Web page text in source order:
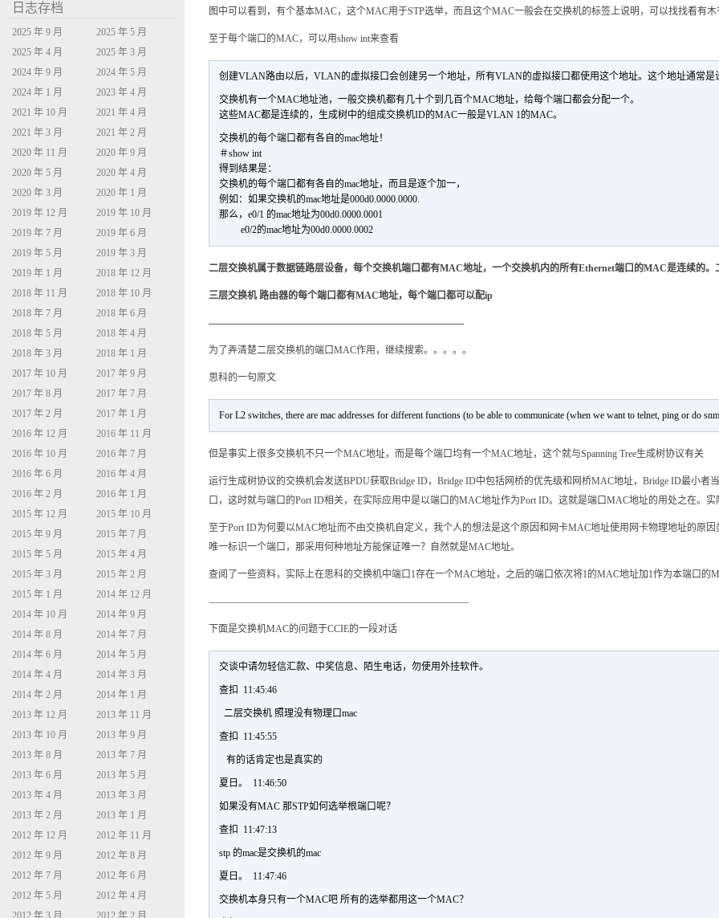
图中可以看到，有个基本MAC，这个MAC用于STP选举，而且这个MAC一般会在交换机的标签上说明，可以找找看有
至于每个端口的MAC，可以用show int来查看
创建VLAN路由以后，VLAN的虚拟接口会创建另一个地址，所有VLAN的虚拟接口都使用这个地址。这个地址通常是
交换机有一个MAC地址池，一般交换机都有几十个到几百个MAC地址，给每个端口都会分配一个。
这些MAC都是连续的，生成树中的组成交换机ID的MAC一般是VLAN 1的MAC。
交换机的每个端口都有各自的mac地址！
＃show int
得到结果是：
交换机的每个端口都有各自的mac地址，而且是逐个加一，
例如：如果交换机的mac地址是000d0.0000.0000.
那么，e0/1 的mac地址为00d0.0000.0001
e0/2的mac地址为00d0.0000.0002
二层交换机属于数据链路层设备，每个交换机端口都有MAC地址，一个交换机内的所有Ethernet端口的MAC是连续的
三层交换机 路由器的每个端口都有MAC地址，每个端口都可以配ip
——————————————————————————–
为了弄清楚二层交换机的端口MAC作用，继续搜索。。。。。
思科的一句原文
For L2 switches, there are mac addresses for different functions (to be able to communicate (when we want to telnet, ping or do
但是事实上很多交换机不只一个MAC地址，而是每个端口均有一个MAC地址，这个就与Spanning Tree生成树协议有关
运行生成树协议的交换机会发送BPDU获取Bridge ID，Bridge ID中包括网桥的优先级和网桥MAC地址，Bridge ID最小者
口，这时就与端口的Port ID相关，在实际应用中是以端口的MAC地址作为Port ID。这就是端口MAC地址的用处之在。
至于Port ID为何要以MAC地址而不由交换机自定义，我个人的想法是这个原因和网卡MAC地址使用网卡物理地址的原
唯一标识一个端口，那采用何种地址方能保证唯一？自然就是MAC地址。
查阅了一些资料，实际上在思科的交换机中端口1存在一个MAC地址，之后的端口依次将1的MAC地址加1作为本端口的
———————————————————————————
下面是交换机MAC的问题于CCIE的一段对话
交谈中请勿轻信汇款、中奖信息、陌生电话，勿使用外挂软件。
查扣 11:45:46
二层交换机 照理没有物理口mac
查扣 11:45:55
有的话肯定也是真实的
夏日。 11:46:50
如果没有MAC 那STP如何选举根端口呢？
查扣 11:47:13
stp 的mac是交换机的mac
夏日。 11:47:46
交换机本身只有一个MAC吧 所有的选举都用这一个MAC？
日志存档
2025 年 9 月
2025 年 5 月
2025 年 4 月
2025 年 3 月
2024 年 9 月
2024 年 5 月
2024 年 1 月
2023 年 4 月
2021 年 10 月
2021 年 4 月
2021 年 3 月
2021 年 2 月
2020 年 11 月
2020 年 9 月
2020 年 5 月
2020 年 4 月
2020 年 3 月
2020 年 1 月
2019 年 12 月
2019 年 10 月
2019 年 7 月
2019 年 6 月
2019 年 5 月
2019 年 3 月
2019 年 1 月
2018 年 12 月
2018 年 11 月
2018 年 10 月
2018 年 7 月
2018 年 6 月
2018 年 5 月
2018 年 4 月
2018 年 3 月
2018 年 1 月
2017 年 10 月
2017 年 9 月
2017 年 8 月
2017 年 7 月
2017 年 2 月
2017 年 1 月
2016 年 12 月
2016 年 11 月
2016 年 10 月
2016 年 7 月
2016 年 6 月
2016 年 4 月
2016 年 2 月
2016 年 1 月
2015 年 12 月
2015 年 10 月
2015 年 9 月
2015 年 7 月
2015 年 5 月
2015 年 4 月
2015 年 3 月
2015 年 2 月
2015 年 1 月
2014 年 12 月
2014 年 10 月
2014 年 9 月
2014 年 8 月
2014 年 7 月
2014 年 6 月
2014 年 5 月
2014 年 4 月
2014 年 3 月
2014 年 2 月
2014 年 1 月
2013 年 12 月
2013 年 11 月
2013 年 10 月
2013 年 9 月
2013 年 8 月
2013 年 7 月
2013 年 6 月
2013 年 5 月
2013 年 4 月
2013 年 3 月
2013 年 2 月
2013 年 1 月
2012 年 12 月
2012 年 11 月
2012 年 9 月
2012 年 8 月
2012 年 7 月
2012 年 6 月
2012 年 5 月
2012 年 4 月
2012 年 3 月
2012 年 2 月